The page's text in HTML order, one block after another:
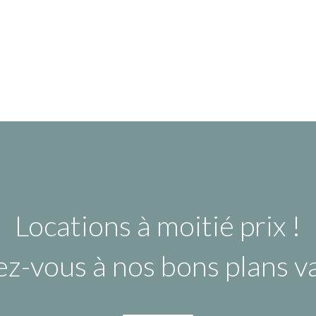
Locations à moitié prix !
vous à nos bons plans